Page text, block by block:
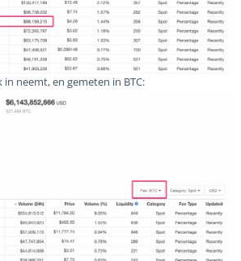
in neemt, en gemeten in BTC: